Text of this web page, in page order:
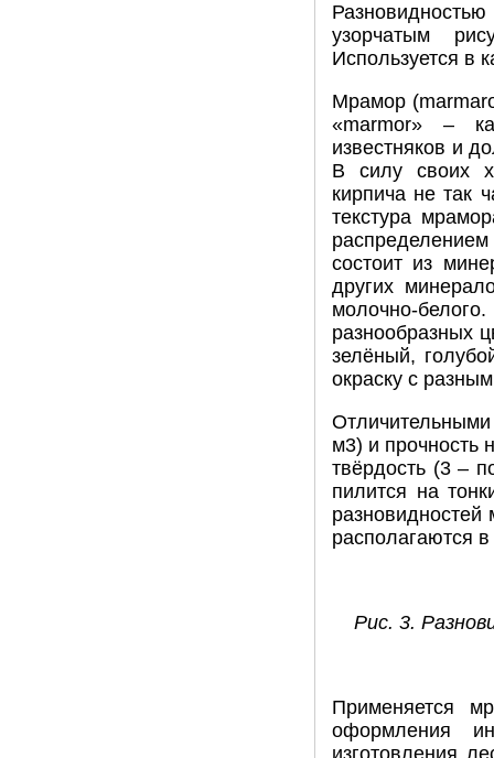
узорчатым
Используется в
Мрамор
«marmor» –
известняков и
В силу своих
кирпича не так
текстура
состоит из
других
молочно-
разнообразных
зелёный,
окраску с
м3) и прочность
твёрдость (3 –
пилится на
располагаются
Рис. 3.
Применяется
оформления
изготовления